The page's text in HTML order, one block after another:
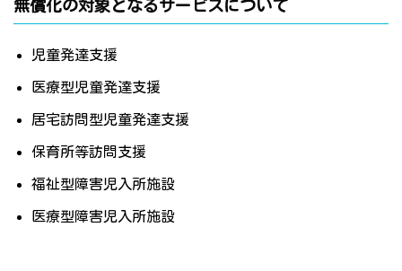
無償化の対象となるサービスについて
児童発達支援
医療型児童発達支援
居宅訪問型児童発達支援
保育所等訪問支援
福祉型障害児入所施設
医療型障害児入所施設